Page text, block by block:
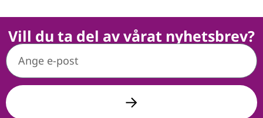
Vill du ta del av vårat nyhetsbrev?